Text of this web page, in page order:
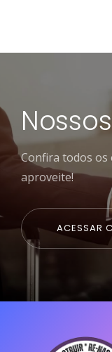
Confira todos os
aproveite!
ACESSAR